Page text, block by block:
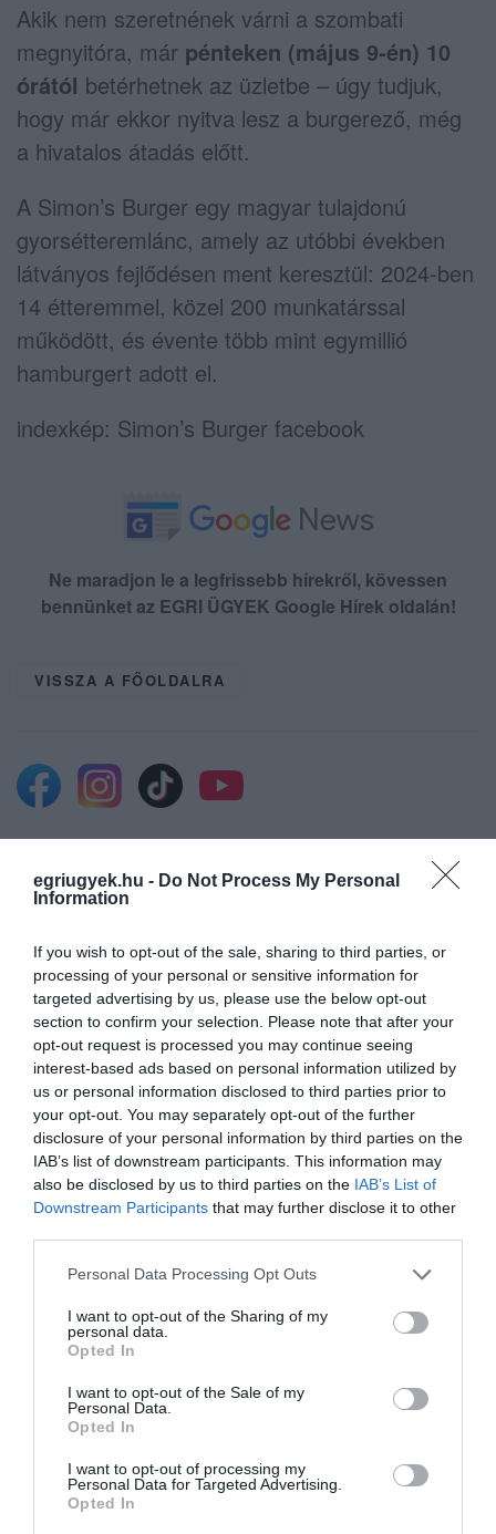
egriugyek.hu - Do Not Process My Personal
Information
If you wish to opt-out of the sale, sharing to third parties, or
processing of your personal or sensitive information for
targeted advertising by us, please use the below opt-out
section to confirm your selection. Please note that after your
opt-out request is processed you may continue seeing
interest-based ads based on personal information utilized by
us or personal information disclosed to third parties prior to
your opt-out. You may separately opt-out of the further
disclosure of your personal information by third parties on the
IAB’s list of downstream participants. This information may
also be disclosed by us to third parties on the IAB’s List of
Downstream Participants that may further disclose it to other
Please note that this website/app uses one or more Google
not limited to your visit or usage behaviour. You may click to
grant or deny consent to Google and its third-party tags to
use your data for below specified purposes in below Google
consent section.
Personal Data Processing Opt Outs
I want to opt-out of the Sharing of my
personal data.
Opted In
I want to opt-out of the Sale of my
Personal Data.
Opted In
I want to opt-out of processing my
Personal Data for Targeted Advertising.
Opted In
Akik nem szeretnének várni a szombati
megnyitóra, már pénteken (május 9-én) 10
órától betérhetnek az üzletbe – úgy tudjuk,
hogy már ekkor nyitva lesz a burgerező, még
a hivatalos átadás előtt.
A Simon’s Burger egy magyar tulajdonú
gyorsétteremlánc, amely az utóbbi években
látványos fejlődésen ment keresztül: 2024-ben
14 étteremmel, közel 200 munkatárssal
működött, és évente több mint egymillió
hamburgert adott el.
indexkép: Simon’s Burger facebook
Ne maradjon le a legfrissebb hírekről, kövessen
bennünket az EGRI ÜGYEK Google Hírek oldalán!
VISSZA A FŐOLDALRA
Legfrissebb híreink
MAGYAR PÉTER: KIÍRJÁK AZ ELSŐ
SZÉLERŐMŰVI PÁLYÁZATOKAT, M...
2026. augusztus 06| Mindenki ügye
ELOLTOTTÁK A TÜZET
DÉDESTAPOLCSÁNYNÁL, KILENCÓRÁS
KÜZDELE...
2026. augusztus 06|Környék ügye
KATONAI HELIKOPTEREK SEGÍTIK AZ
OLTÁST A DÉDESTAPOLCSÁNYI...
VISSZATÉR EGER BELVÁROSÁNAK